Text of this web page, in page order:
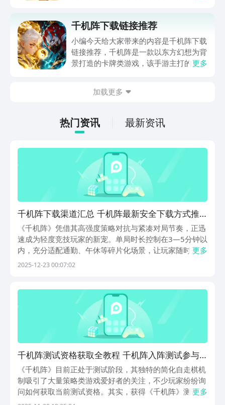
于一炉，让玩家在水墨勾勒的山川市井
间，既能体验猜招对决的策略博弈，也能
感受农耕烹饪的田园之趣，接下来跟小编
一起来看看吧。
千机阵下载链接推荐
小编今天给大家带来的内容是千机阵下载
链接推荐，千机阵是一款以东方幻想为背
景打造的卡牌类游戏，该手游主打的是公
是通过靠谱的地址去进行游戏，这样可以
更多
加载更多
热门资讯 最新资讯
千机阵下载渠道汇总 千机阵最新安全下载方式推
荐
《千机阵》凭借其高强度策略对抗与紧凑对局节奏，正迅
速成为轻度竞技玩家的新宠。单局时长控制在3—5分钟以
内，充分适配通勤、午休等碎片化场景，让玩家随时开启
一场高密度决策的战术博弈。那么，《千机阵》下载渠道
更多
2025-12-23 00:07:02
千机阵测试资格获取全教程 千机阵入阵测试参与
方式指引
《千机阵》目前正处于测试阶段，其独特的简化自走棋机
制吸引了大量策略类游戏爱好者的关注，不少玩家纷纷询
问如何获取当前测试资格。其实，获得《千机阵》测试资
格的流程非常简单，只需几步操作即可完成，想要提前体
更多